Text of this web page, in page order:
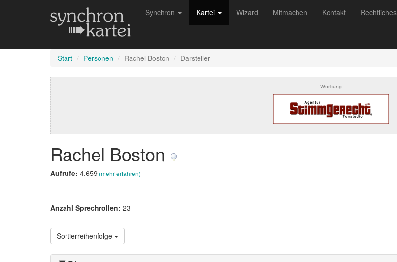
Synchron Kartei Wizard Mitmachen Kontakt Rechtliches
Start Personen Rachel Boston Darsteller
Werbung
Rachel Boston
Aufrufe: 4.659 (mehr erfahren)
Anzahl Sprechrollen: 23
Sortierreihenfolge